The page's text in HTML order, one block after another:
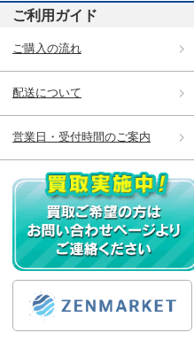
ご利用ガイド
ご購入の流れ
配送について
営業日・受付時間のご案内